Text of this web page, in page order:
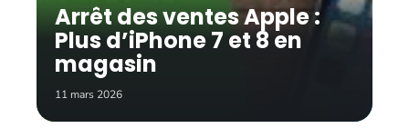
Arrêt des ventes Apple :
Plus d’iPhone 7 et 8 en
magasin
11 mars 2026